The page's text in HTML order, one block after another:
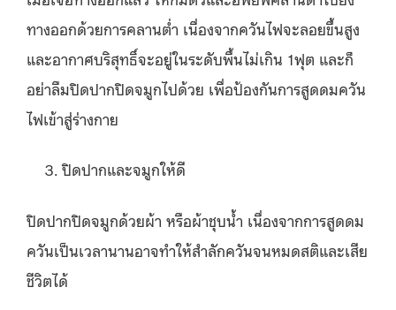
ทางออกด้วยการคลานต่ำ เนื่องจากควันไฟจะลอยขึ้นสูง
และอากาศบริสุทธิ์จะอยู่ในระดับพื้นไม่เกิน 1ฟุต และก็
อย่าลืมปิดปากปิดจมูกไปด้วย เพื่อป้องกันการสูดดมควัน
ไฟเข้าสู่ร่างกาย
ปิดปากและจมูกให้ดี
ปิดปากปิดจมูกด้วยผ้า หรือผ้าชุบน้ำ เนื่องจากการสูดดม
ควันเป็นเวลานานอาจทําให้สําลักควันจนหมดสติและเสีย
ชีวิตได้